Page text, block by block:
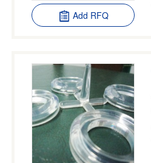
Add RFQ